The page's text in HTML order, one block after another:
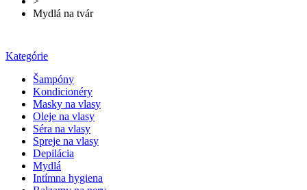
Mydlá na tvár
Kategórie
Šampóny
Kondicionéry
Masky na vlasy
Oleje na vlasy
Séra na vlasy
Spreje na vlasy
Depilácia
Mydlá
Intímna hygiena